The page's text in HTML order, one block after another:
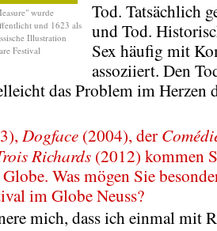
wurde
und 1623 als
Illustration
Festival
Tod. Tatsächlich
und Tod.
Sex häufig mit
assoziiert. Den
das Problem im Herzen
Dogface (2004), der
Richards (2012) kommen
Was mögen Sie
im Globe Neuss?
mich, dass ich einmal mit